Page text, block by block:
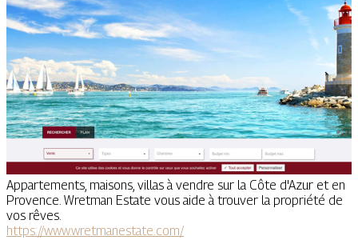
Appartements, maisons, villas à vendre sur la Côte d'Azur et en
Provence. Wretman Estate vous aide à trouver la propriété de
vos rêves.
https://www.wretmanestate.com/